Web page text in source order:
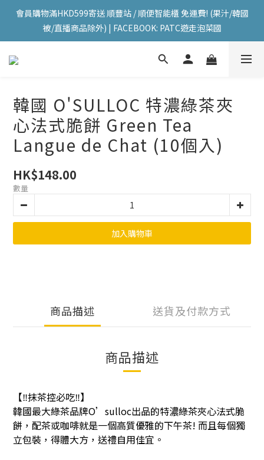
會員購物滿HKD599寄送 順豐站 / 順便智能櫃 免運費! (果汁/韓國
被/直播商品除外) | FACEBOOK: PATC遊走泡菜國
會員購物滿HKD599寄送 順豐站 / 順便智能櫃 免運費! (果汁/韓國
被/直播商品除外) | FACEBOOK: PATC遊走泡菜國
每星期韓國直送香港 🇰🇷🛫🇭🇰  | 即加IG留意最新優惠! ID:
會員購物滿HKD599寄送 順豐站 / 順便智能櫃 免運費! (果汁/韓國
被/直播商品除外) | FACEBOOK: PATC遊走泡菜國
韓國 O'SULLOC 特濃綠茶夾
心法式脆餅 Green Tea
Langue de Chat (10個入)
HK$148.00
數量
加入購物車
商品描述 送貨及付款方式
商品描述
【‼️抹茶控必吃‼️】
韓國最大綠茶品牌O’sulloc出品的特濃綠茶夾心法式脆
餅，配茶或咖啡就是一個高質優雅的下午茶! 而且每個獨
立包裝，得體大方，送禮自用佳宜。